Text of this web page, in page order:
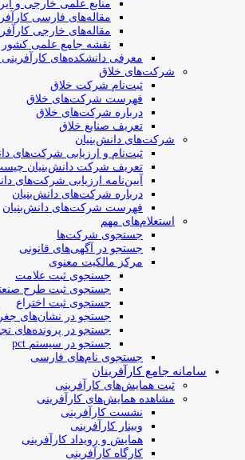
منابع علمی خارجی و
مقاله‌های فارسی
مقاله‌های خارجی
نقشه جامع علمی کشور
معرفی دانشکده‌های
شرکت‌های خلاق
ثبت‌نام شرکت خلاق
فهرست شرکت‌های خلاق
درباره شرکت‌های خلاق
تعریف صنایع خلاق
شرکت‌های دانش‌بنیان
ثبت‌نام و ارزیابی شرکت‌های
تعریف شرکت دانش‌بنیان
آیین‌نامه ارزیابی شرکت‌های
درباره شرکت‌های دانش‌بنیان
فهرست شرکت‌های دانش‌بنیان
استعلام‌های مهم
جستجوی شرکت‌ها
جستجو در آگهی‌های قانونی
مرکز مالکیت معنوی
جستجوی ثبت علامت
جستجوی ثبت طرح
جستجوی ثبت اختراع
جستجو در نشان‌های
جستجو در پرونده‌های
جستجو در سیستم pct
جستجوی نام‌های فارسی
سامانه جامع کارآفرینان
ثبت همایش‌های کارآفرینی
مشاهده همایش‌های کارآفرینی
نشست کارآفرینی
وبینار کارآفرینی
همایش و رویداد کارآفرینی
کارگاه کارآفرینی